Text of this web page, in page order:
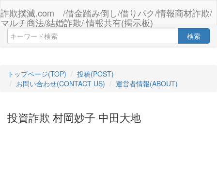
詐欺撲滅.com /借金踏み倒し/借りパク/情報商材詐欺/
マルチ商法/結婚詐欺/ 情報共有(掲示板)
検索
トップページ(TOP)
投稿(POST)
お問い合わせ(CONTACT US)
運営者情報(ABOUT)
投資詐欺 村岡妙子 中田大地